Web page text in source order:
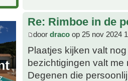
Re: Rimboe in de
door draco op 25 nov 2024
Plaatjes kijken valt
bezichtigingen valt me
Degenen die